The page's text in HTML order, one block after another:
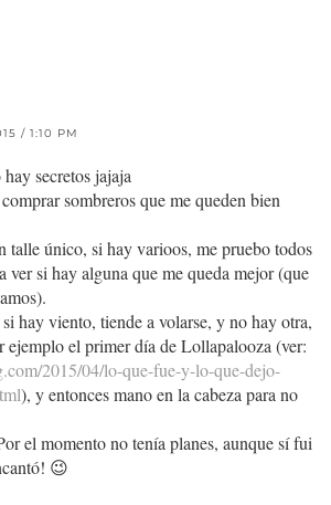
/ 1:10 PM
secretos jajaja
sombreros que me queden bien
talle único, si hay varioos, me pruebo todos
si hay alguna que me queda mejor (que
hay viento, tiende a volarse, y no hay otra,
ejemplo el primer día de Lollapalooza (ver:
2015/04/lo-que-fue-y-lo-que-dejo-
), y entonces mano en la cabeza para no
el momento no tenía planes, aunque sí fui
😉